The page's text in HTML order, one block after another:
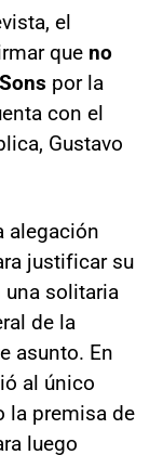
el
que no
por la
con el
Gustavo
alegación
justificar su
una solitaria
de la
asunto. En
al único
la premisa de
luego